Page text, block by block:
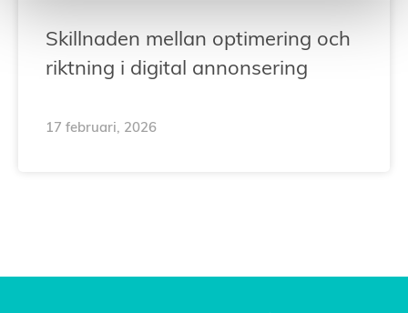
Skillnaden mellan optimering och
riktning i digital annonsering
17 februari, 2026